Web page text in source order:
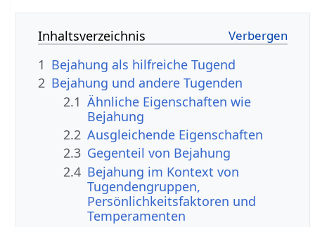
Inhaltsverzeichnis
1 Bejahung als hilfreiche Tugend
2 Bejahung und andere Tugenden
2.1 Ähnliche Eigenschaften wie
Bejahung
2.2 Ausgleichende Eigenschaften
2.3 Gegenteil von Bejahung
2.4 Bejahung im Kontext von
Tugendengruppen,
Persönlichkeitsfaktoren und
Temperamenten